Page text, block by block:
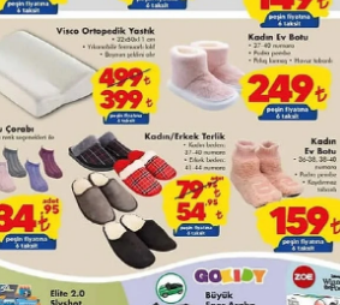
Nevşehir
Niğde
Ordu
Rize
Sakarya
Samsun